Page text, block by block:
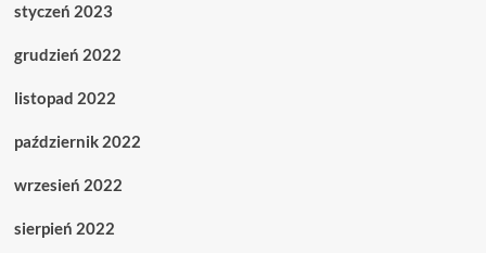
styczeń 2023
grudzień 2022
listopad 2022
październik 2022
wrzesień 2022
sierpień 2022